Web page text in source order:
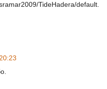
TideHadera/default.